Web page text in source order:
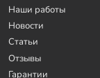
Наши работы
Новости
Статьи
Отзывы
Гарантии